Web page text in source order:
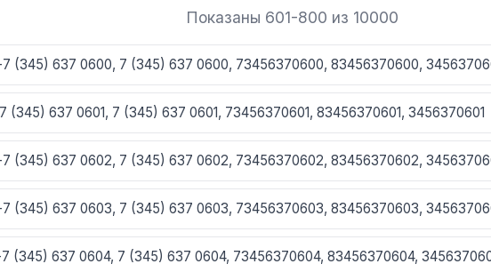
Показаны 601-800 из 10000
(345) 637 0600, 7 (345) 637 0600, 73456370600, 83456370600,
(345) 637 0601, 7 (345) 637 0601, 73456370601, 83456370601, 3456370601
(345) 637 0602, 7 (345) 637 0602, 73456370602, 83456370602,
(345) 637 0603, 7 (345) 637 0603, 73456370603, 83456370603,
(345) 637 0604, 7 (345) 637 0604, 73456370604, 83456370604,